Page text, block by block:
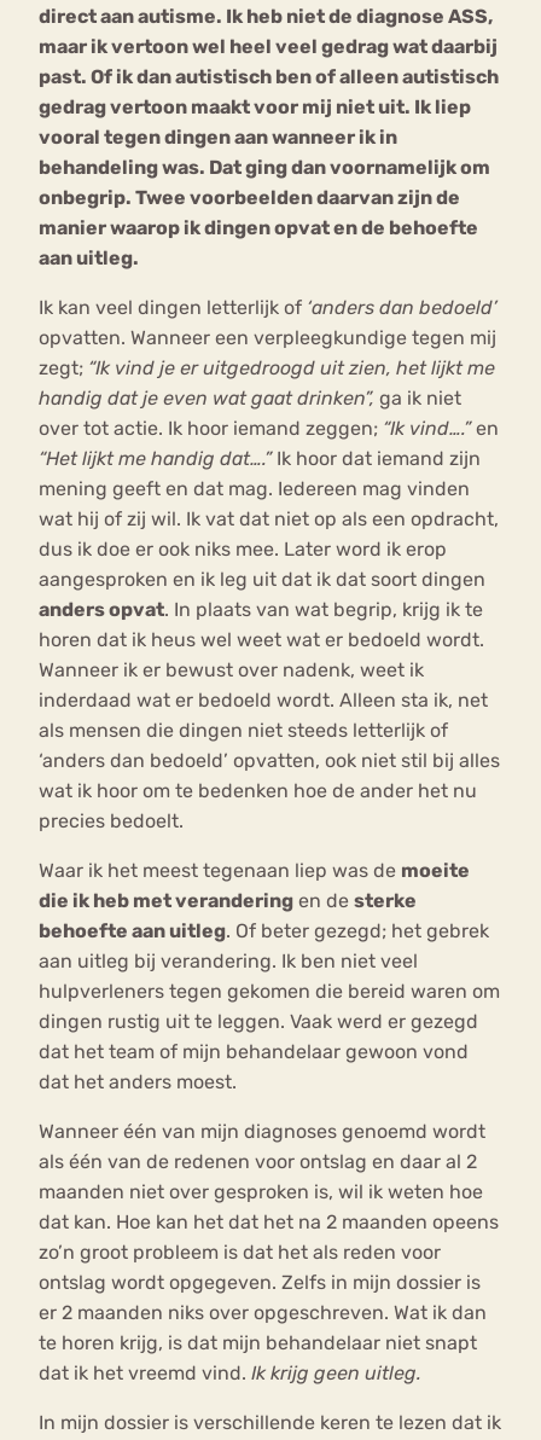
direct aan autisme. Ik heb niet de diagnose ASS,
maar ik vertoon wel heel veel gedrag wat daarbij
past. Of ik dan autistisch ben of alleen autistisch
gedrag vertoon maakt voor mij niet uit. Ik liep
vooral tegen dingen aan wanneer ik in
behandeling was. Dat ging dan voornamelijk om
onbegrip. Twee voorbeelden daarvan zijn de
manier waarop ik dingen opvat en de behoefte
aan uitleg.
Ik kan veel dingen letterlijk of ‘anders dan bedoeld’
opvatten. Wanneer een verpleegkundige tegen mij
zegt; “Ik vind je er uitgedroogd uit zien, het lijkt me
handig dat je even wat gaat drinken”, ga ik niet
over tot actie. Ik hoor iemand zeggen; “Ik vind….”en
“Het lijkt me handig dat….”Ik hoor dat iemand zijn
mening geeft en dat mag. Iedereen mag vinden
wat hij of zij wil. Ik vat dat niet op als een opdracht,
dus ik doe er ook niks mee. Later word ik erop
aangesproken en ik leg uit dat ik dat soort dingen
anders opvat. In plaats van wat begrip, krijg ik te
horen dat ik heus wel weet wat er bedoeld wordt.
Wanneer ik er bewust over nadenk, weet ik
inderdaad wat er bedoeld wordt. Alleen sta ik, net
als mensen die dingen niet steeds letterlijk of
‘anders dan bedoeld’ opvatten, ook niet stil bij alles
wat ik hoor om te bedenken hoe de ander het nu
precies bedoelt.
Waar ik het meest tegenaan liep was de moeite
die ik heb met verandering en de sterke
behoefte aan uitleg. Of beter gezegd; het gebrek
aan uitleg bij verandering. Ik ben niet veel
hulpverleners tegen gekomen die bereid waren om
dingen rustig uit te leggen. Vaak werd er gezegd
dat het team of mijn behandelaar gewoon vond
dat het anders moest.
Wanneer één van mijn diagnoses genoemd wordt
als één van de redenen voor ontslag en daar al 2
maanden niet over gesproken is, wil ik weten hoe
dat kan. Hoe kan het dat het na 2 maanden opeens
zo’n groot probleem is dat het als reden voor
ontslag wordt opgegeven. Zelfs in mijn dossier is
er 2 maanden niks over opgeschreven. Wat ik dan
te horen krijg, is dat mijn behandelaar niet snapt
dat ik het vreemd vind. Ik krijg geen uitleg.
In mijn dossier is verschillende keren te lezen dat ik
Eetbuien Piekeren Sport
Trauma
Orthorexia
Afvallen Angst